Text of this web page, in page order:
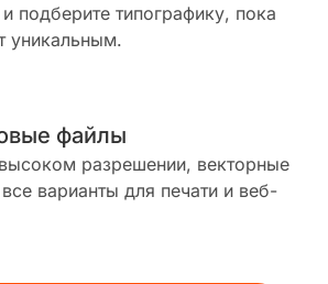
подберите типографику, пока
уникальным.
файлы
разрешении, векторные
варианты для печати и веб-